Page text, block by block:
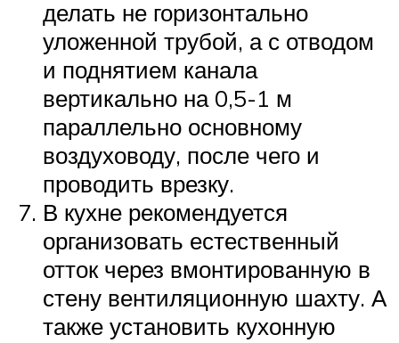
делать не горизонтально
уложенной трубой, а с отводом
и поднятием канала
вертикально на 0,5-1 м
параллельно основному
воздуховоду, после чего и
проводить врезку.
В кухне рекомендуется
организовать естественный
отток через вмонтированную в
стену вентиляционную шахту. А
также установить кухонную